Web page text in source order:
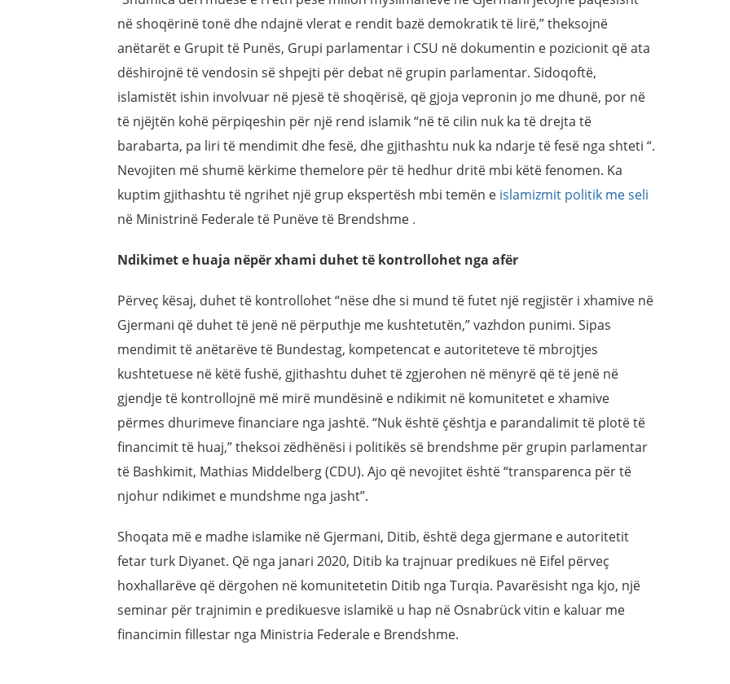
në shoqërinë tonë dhe ndajnë vlerat e rendit bazë demokratik të lirë,” theksojnë
anëtarët e Grupit të Punës, Grupi parlamentar i CSU në dokumentin e pozicionit që ata
dëshirojnë të vendosin së shpejti për debat në grupin parlamentar. Sidoqoftë,
islamistët ishin involvuar në pjesë të shoqërisë, që gjoja vepronin jo me dhunë, por në
të njëjtën kohë përpiqeshin për një rend islamik “në të cilin nuk ka të drejta të
barabarta, pa liri të mendimit dhe fesë, dhe gjithashtu nuk ka ndarje të fesë nga shteti “.
Nevojiten më shumë kërkime themelore për të hedhur dritë mbi këtë fenomen. Ka
kuptim gjithashtu të ngrihet një grup ekspertësh mbi temën e islamizmit politik me seli
në Ministrinë Federale të Punëve të Brendshme .
Ndikimet e huaja nëpër xhami duhet të kontrollohet nga afër
Përveç kësaj, duhet të kontrollohet “nëse dhe si mund të futet një regjistër i xhamive në
Gjermani që duhet të jenë në përputhje me kushtetutën,” vazhdon punimi. Sipas
mendimit të anëtarëve të Bundestag, kompetencat e autoriteteve të mbrojtjes
kushtetuese në këtë fushë, gjithashtu duhet të zgjerohen në mënyrë që të jenë në
gjendje të kontrollojnë më mirë mundësinë e ndikimit në komunitetet e xhamive
përmes dhurimeve financiare nga jashtë. “Nuk është çështja e parandalimit të plotë të
financimit të huaj,” theksoi zëdhënësi i politikës së brendshme për grupin parlamentar
të Bashkimit, Mathias Middelberg (CDU). Ajo që nevojitet është “transparenca për të
njohur ndikimet e mundshme nga jasht”.
Shoqata më e madhe islamike në Gjermani, Ditib, është dega gjermane e autoritetit
fetar turk Diyanet. Që nga janari 2020, Ditib ka trajnuar predikues në Eifel përveç
hoxhallarëve që dërgohen në komunitetetin Ditib nga Turqia. Pavarësisht nga kjo, një
seminar për trajnimin e predikuesve islamikë u hap në Osnabrück vitin e kaluar me
financimin fillestar nga Ministria Federale e Brendshme.